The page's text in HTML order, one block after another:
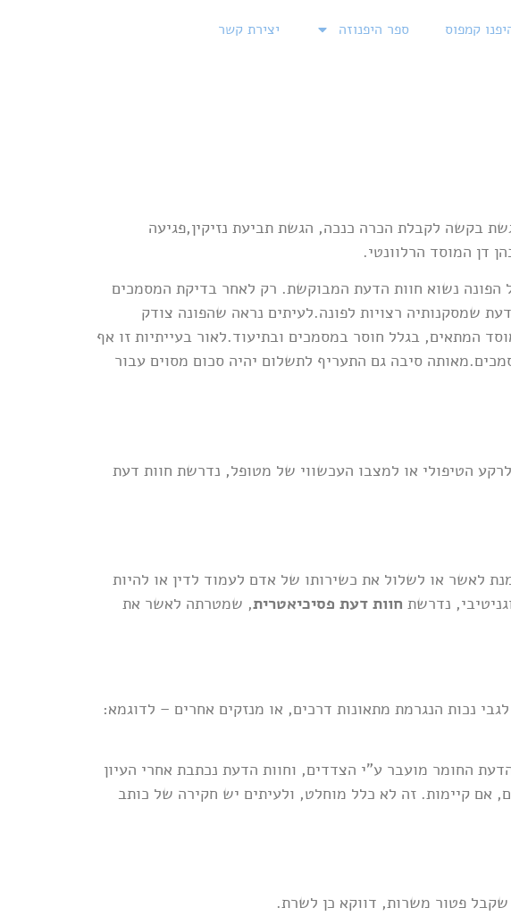
קמפוס ספר היפנוזה יצירת קשר
בקשה לקבלת הכרה כנכה, הגשת תביעת נזיקין,פגיעה
דן המוסד הרלוונטי.
הפונה נשוא חוות הדעת המבוקשת. רק לאחר בדיקת המסמכים
שמסקנותיה רצויות לפונה.לעיתים נראה שהפונה צודק
המתאים, בגלל חוסר במסמכים ובתיעוד.לאור בעייתיות זו אף
סיבה גם התעריף לתשלום יהיה סכום מסוים עבור
הטיפולי או למצבו העכשווי של מטופל, נדרשת חוות דעת
לאשר או לשלול את כשירותו של אדם לעמוד לדין או להיות
נדרשת חוות דעת פסיכיאטרית, שמטרתה לאשר את
נכות הנגרמת מתאונות דרכים, או מנזקים אחרים – לדוגמא:
החומר מועבר ע"י הצדדים, וחוות הדעת נכתבת אחרי העיון
קיימות. זה לא כלל מוחלט, ולעיתים יש חקירה של כותב
פטור משרות, דווקא כן לשרת.